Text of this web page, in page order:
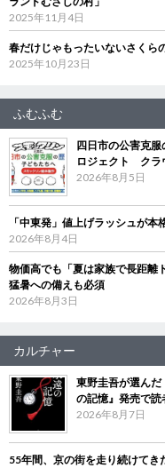
2025年11月4日
春だけじゃもったいないさくら
2025年10月23日
ふむふむ
四日市の公害克
ロジェクト クラ
2026年8月5日
「中東発」値上げラッシュが
2026年8月4日
物価高でも「夏は家族で長距
猛暑への備えも必須
2026年8月3日
カルチャー
東野圭吾が選ん
の記憶』発売で
2026年8月7日
55年間、京の街を走り続けて